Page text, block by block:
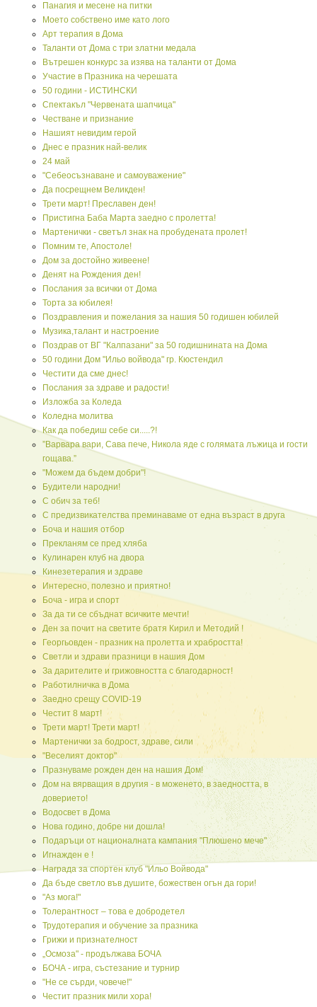
Панагия и месене на питки
Моето собствено име като лого
Арт терапия в Дома
Таланти от Дома с три златни медала
Вътрешен конкурс за изява на таланти от Дома
Участие в Празника на черешата
50 години - ИСТИНСКИ
Спектакъл "Червената шапчица"
Честване и признание
Нашият невидим герой
Днес е празник най-велик
24 май
"Себеосъзнаване и самоуважение"
Да посрещнем Великден!
Трети март! Преславен ден!
Пристигна Баба Марта заедно с пролетта!
Мартенички - светъл знак на пробудената пролет!
Помним те, Апостоле!
Дом за достойно живеене!
Денят на Рождения ден!
Послания за всички от Дома
Торта за юбилея!
Поздравления и пожелания за нашия 50 годишен юбилей
Музика,талант и настроение
Поздрав от ВГ "Калпазани" за 50 годишнината на Дома
50 години Дом "Ильо войвода" гр. Кюстендил
Честити да сме днес!
Послания за здраве и радости!
Изложба за Коледа
Коледна молитва
Как да победиш себе си.....?!
”Варвара вари, Сава пече, Никола яде с голямата лъжица и гости
гощава.”
"Можем да бъдем добри"!
Будители народни!
С обич за теб!
С предизвикателства преминаваме от една възраст в друга
Боча и нашия отбор
Прекланям се пред хляба
Кулинарен клуб на двора
Кинезетерапия и здраве
Интересно, полезно и приятно!
Боча - игра и спорт
За да ти се сбъднат всичките мечти!
Ден за почит на светите братя Кирил и Методий !
Георгьовден - празник на пролетта и храбростта!
Светли и здрави празници в нашия Дом
За дарителите и грижовността с благодарност!
Работилничка в Дома
Заедно срещу COVID-19
Честит 8 март!
Трети март! Трети март!
Мартенички за бодрост, здраве, сили
"Веселият доктор"
Празнуваме рожден ден на нашия Дом!
Дом на вярващия в другия - в моженето, в заедността, в
доверието!
Водосвет в Дома
Нова годино, добре ни дошла!
Подаръци от националната кампания "Плюшено мече"
Игнажден е !
Награда за спортен клуб "Ильо Войвода"
Да бъде светло във душите, божествен огън да гори!
"Аз мога!"
Толерантност – това е добродетел
Трудотерапия и обучение за празника
Грижи и признателност
„Осмоза" - продължава БОЧА
БОЧА - игра, състезание и турнир
"Не се сърди, човече!"
Честит празник мили хора!